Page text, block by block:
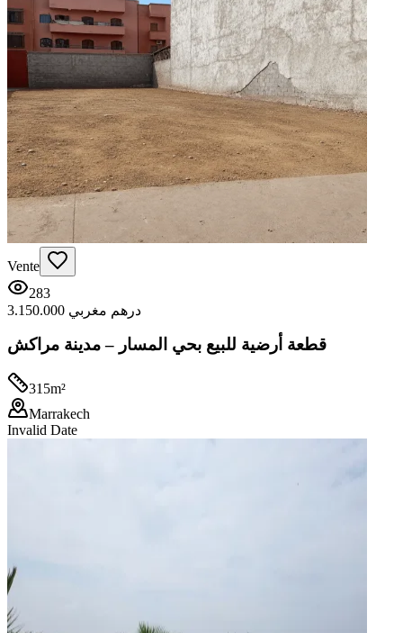
Vente
283
3.150.000 درهم مغربي
قطعة أرضية للبيع بحي المسار – مدينة مراكش
315m²
Marrakech
Invalid Date